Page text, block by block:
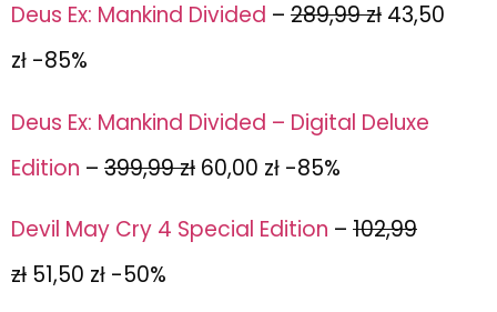
Deus Ex: Mankind Divided – 289,99 zł 43,50
zł -85%
Deus Ex: Mankind Divided – Digital Deluxe
Edition – 399,99 zł 60,00 zł -85%
Devil May Cry 4 Special Edition – 102,99
zł 51,50 zł -50%